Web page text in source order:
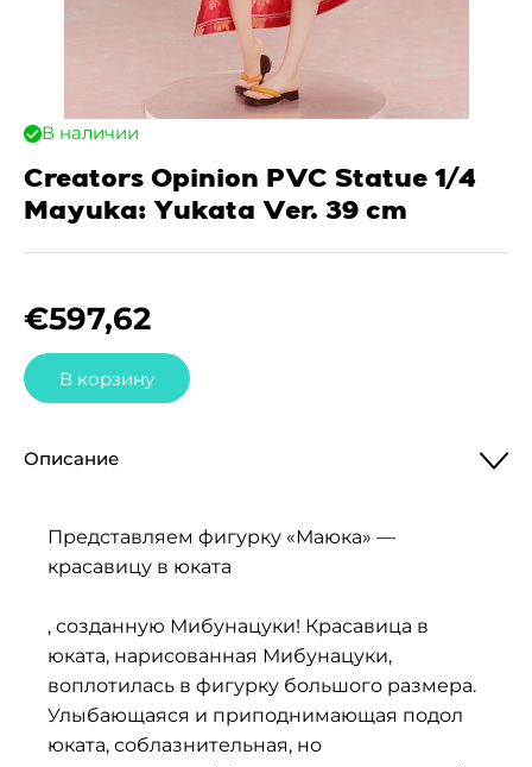
В наличии
Creators Opinion PVC Statue 1/4
Mayuka: Yukata Ver. 39 cm
€597,62
В корзину
Описание
Представляем фигурку «Маюка» —
красавицу в юката
, созданную Мибунацуки! Красавица в
юката, нарисованная Мибунацуки,
воплотилась в фигурку большого размера.
Улыбающаяся и приподнимающая подол
юката, соблазнительная, но